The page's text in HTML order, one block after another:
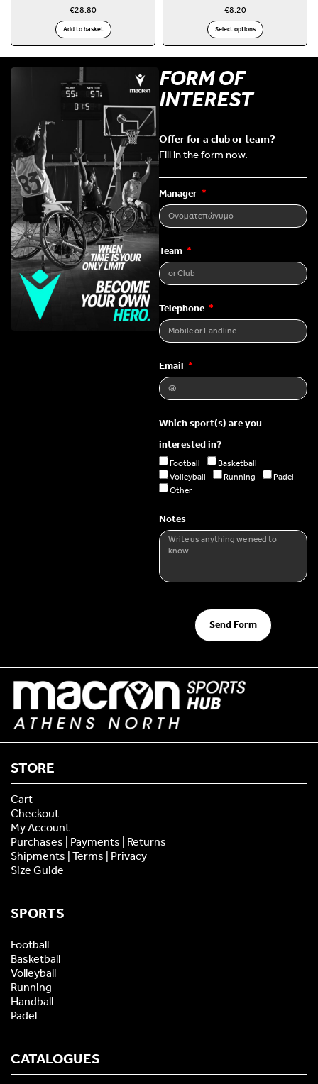
€28.80
Add to basket
€8.20
Select options
FORM OF
INTEREST
Offer for a club or team?
Fill in the form now.
Manager
Team
Telephone
Email
Which sport(s) are you
interested in?
Football
Basketball
Volleyball
Running
Padel
Other
Notes
Send Form
STORE
Cart
Checkout
My Account
Purchases | Payments | Returns
Shipments | Terms | Privacy
Size Guide
SPORTS
Football
Basketball
Volleyball
Running
Handball
Padel
CATALOGUES